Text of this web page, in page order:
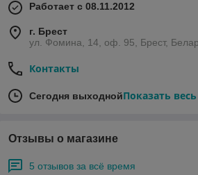
Работает с 08.11.2012
г. Брест
ул. Фомина, 14, оф. 95, Брест,
Контакты
Сегодня выходнойПоказать
Отзывы о магазине
5 отзывов за всё время